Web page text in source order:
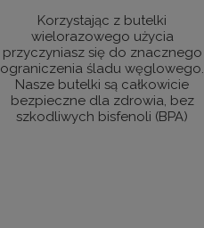
Korzystając z butelki
wielorazowego użycia
przyczyniasz się do znacznego
ograniczenia śladu węglowego.
Nasze butelki są całkowicie
bezpieczne dla zdrowia, bez
szkodliwych bisfenoli (BPA)